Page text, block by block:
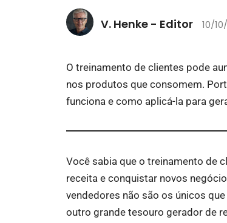
V. Henke - Editor 10/
O treinamento de clientes pode
nos produtos que consomem.
funciona e como aplicá-la para
Você sabia que o treinamento de
receita e conquistar novos
vendedores não são os únicos
outro grande tesouro gerador de